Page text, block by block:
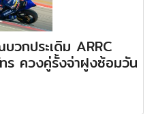
กประเดิม ARRC
ควงคู่รั้งจ่าฝูงซ้อมวัน